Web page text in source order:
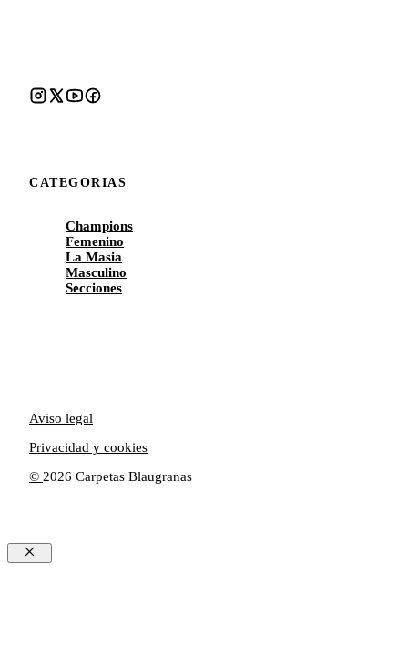
CATEGORIAS
Champions
Femenino
La Masia
Masculino
Secciones
© 2026 Carpetas Blaugranas
Aviso legal
Privacidad y cookies
Cerrar